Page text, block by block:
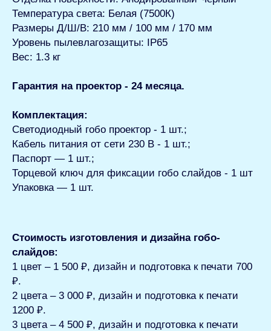
Температура света: Белая (7500К)
Размеры Д/Ш/В: 210 мм / 100 мм / 170 мм
Уровень пылевлагозащиты: IP65
Вес: 1.3 кг
Гарантия на проектор - 24 месяца.
Комплектация:
Светодиодный гобо проектор - 1 шт.;
Кабель питания от сети 230 В - 1 шт.;
Паспорт — 1 шт.;
Торцевой ключ для фиксации гобо слайдов - 1 шт
Упаковка — 1 шт.
Стоимость изготовления и дизайна гобо-
слайдов:
1 цвет – 1 500 ₽, дизайн и подготовка к печати 700
₽.
2 цвета – 3 000 ₽, дизайн и подготовка к печати
1200 ₽.
3 цвета – 4 500 ₽, дизайн и подготовка к печати